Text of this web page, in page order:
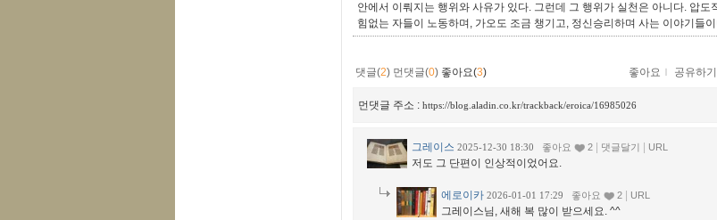
안에서 이뤄지는 행위와 사유가 있다. 그런데 그 행위가 실천은 아니다. 압도
힘없는 자들이 노동하며, 가오도 조금 챙기고, 정신승리하며 사는 이야기들
댓글(2) 먼댓글(0) 좋아요(3) 좋아요 ｌ 공유하기
먼댓글 주소 : https://blog.aladin.co.kr/trackback/eroica/16985026
그레이스 2025-12-30 18:30 좋아요 2 댓글달기 URL
저도 그 단편이 인상적이었어요.
에로이카 2026-01-01 17:29 좋아요 2 URL
그레이스님, 새해 복 많이 받으세요. ^^